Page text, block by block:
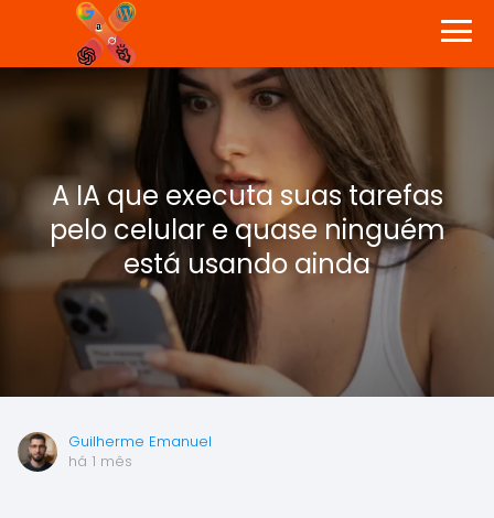
A IA que executa suas tarefas
pelo celular e quase ninguém
está usando ainda
Guilherme Emanuel
há 1 mês